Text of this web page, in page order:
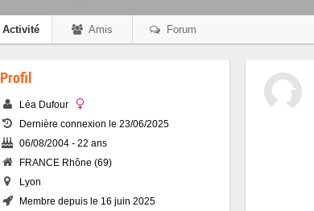
Activité Amis Forum
Profil
Léa Dufour
Dernière connexion le 23/06/2025
06/08/2004 - 22 ans
FRANCE Rhône (69)
Lyon
Membre depuis le 16 juin 2025